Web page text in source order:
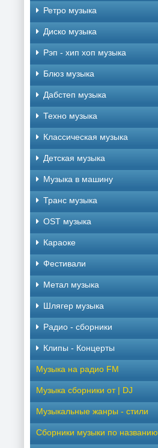
Ретро музыка
Диско музыка
Рэп - хип хоп музыка
Блюз музыка
Дабстеп музыка
Техно музыка
Классическая музыка
Детская музыка
Музыка в машину
Транс музыка
OST музыка
Караоке
Фестивали
Метал музыка
Шлягер музыка
Радио - сборники
Клипы - Концерты
Музыка на радио FM
Музыка сборники от | DJ
Музыкальные жанры - стили
Сборники музыки по названию